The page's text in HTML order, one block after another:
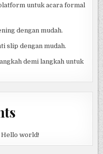
untuk acara formal
dengan mudah.
slip dengan mudah.
demi langkah untuk
Hello world!